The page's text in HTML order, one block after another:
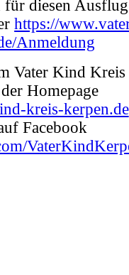
diesen
https://
Anmeldung
Vater Kind
Homepage
kreis-kerpen.de
Facebook